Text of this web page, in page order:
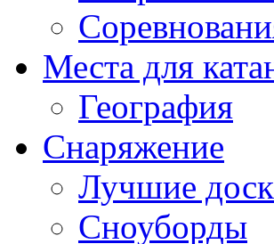
Места для
География
Снаряжение
Лучшие
Сноуборды